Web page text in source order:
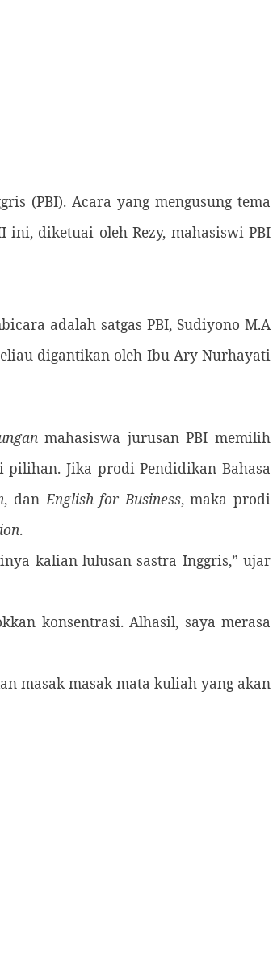
(PBI). Acara yang mengusung tema
diketuai oleh Rezy, mahasiswi PBI
adalah satgas PBI, Sudiyono M.A
digantikan oleh Ibu Ary Nurhayati
mahasiswa jurusan PBI memilih
pilihan. Jika prodi Pendidikan Bahasa
, dan English for Business, maka prodi
.
kalian lulusan sastra Inggris,” ujar
konsentrasi. Alhasil, saya merasa
masak-masak mata kuliah yang akan